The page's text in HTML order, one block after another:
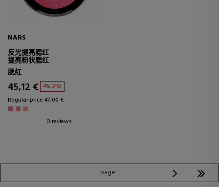
NARS
反光提亮腮红
提亮粉状腮红
腮红
45,12 € 4% DTO.
Regular price 47,00 €
0 reviews
page 1